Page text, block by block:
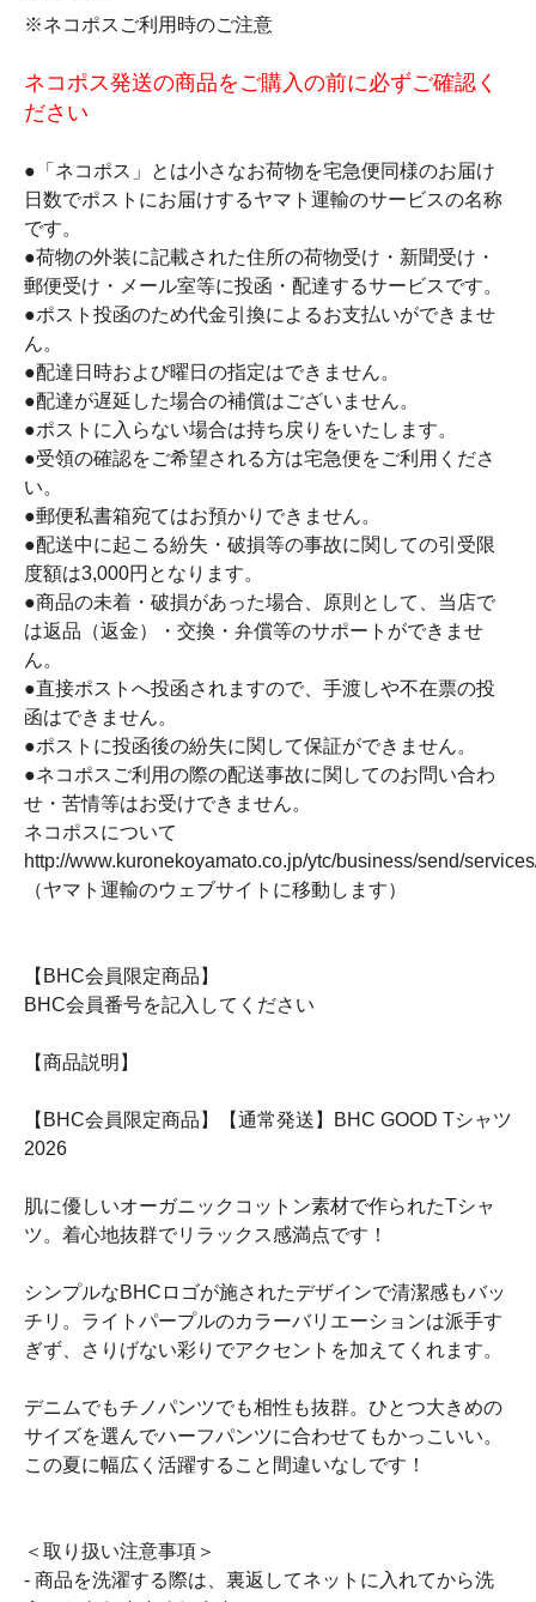
※ネコポスご利用時のご注意
ネコポス発送の商品をご購入の前に必ずご確認く
ださい
●「ネコポス」とは小さなお荷物を宅急便同様のお届け
日数でポストにお届けするヤマト運輸のサービスの名称
です。
●荷物の外装に記載された住所の荷物受け・新聞受け・
郵便受け・メール室等に投函・配達するサービスです。
●ポスト投函のため代金引換によるお支払いができませ
ん。
●配達日時および曜日の指定はできません。
●配達が遅延した場合の補償はございません。
●ポストに入らない場合は持ち戻りをいたします。
●受領の確認をご希望される方は宅急便をご利用くださ
い。
●郵便私書箱宛てはお預かりできません。
●配送中に起こる紛失・破損等の事故に関しての引受限
度額は3,000円となります。
●商品の未着・破損があった場合、原則として、当店で
は返品（返金）・交換・弁償等のサポートができませ
ん。
●直接ポストへ投函されますので、手渡しや不在票の投
函はできません。
●ポストに投函後の紛失に関して保証ができません。
●ネコポスご利用の際の配送事故に関してのお問い合わ
せ・苦情等はお受けできません。
ネコポスについて
http://www.kuronekoyamato.co.jp/ytc/business/send/
（ヤマト運輸のウェブサイトに移動します）
【BHC会員限定商品】
BHC会員番号を記入してください
【商品説明】
【BHC会員限定商品】【通常発送】BHC GOOD Tシャツ
2026
肌に優しいオーガニックコットン素材で作られたTシャ
ツ。着心地抜群でリラックス感満点です！
シンプルなBHCロゴが施されたデザインで清潔感もバッ
チリ。ライトパープルのカラーバリエーションは派手す
ぎず、さりげない彩りでアクセントを加えてくれます。
デニムでもチノパンツでも相性も抜群。ひとつ大きめの
サイズを選んでハーフパンツに合わせてもかっこいい。
この夏に幅広く活躍すること間違いなしです！
＜取り扱い注意事項＞
- 商品を洗濯する際は、裏返してネットに入れてから洗